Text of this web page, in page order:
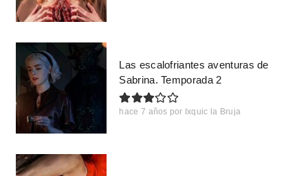
Las escalofriantes aventuras de
Sabrina. Temporada 2
hace 7 años por Ixquic la Bruja